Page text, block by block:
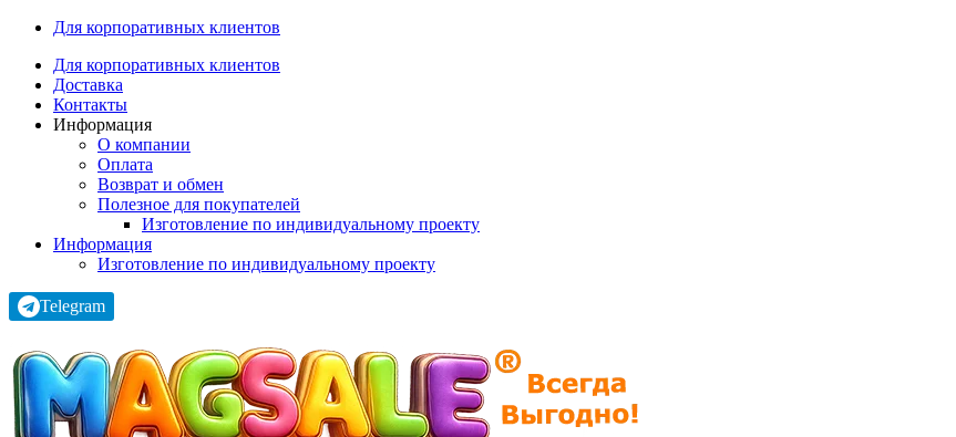
Для корпоративных клиентов
Для корпоративных клиентов
Доставка
Контакты
Информация
О компании
Оплата
Возврат и обмен
Полезное для покупателей
Изготовление по индивидуальному проекту
Информация
Изготовление по индивидуальному проекту
Telegram